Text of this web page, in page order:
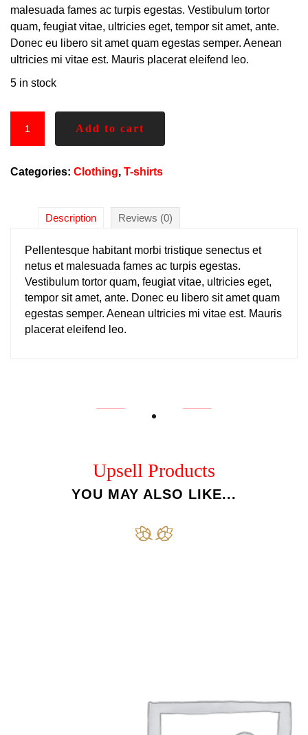
malesuada fames ac turpis egestas. Vestibulum tortor
quam, feugiat vitae, ultricies eget, tempor sit amet, ante.
Donec eu libero sit amet quam egestas semper. Aenean
ultricies mi vitae est. Mauris placerat eleifend leo.
5 in stock
Add to cart
Categories: Clothing, T-shirts
Description Reviews (0)
Pellentesque habitant morbi tristique senectus et
netus et malesuada fames ac turpis egestas.
Vestibulum tortor quam, feugiat vitae, ultricies eget,
tempor sit amet, ante. Donec eu libero sit amet quam
egestas semper. Aenean ultricies mi vitae est. Mauris
placerat eleifend leo.
Upsell Products
YOU MAY ALSO LIKE...